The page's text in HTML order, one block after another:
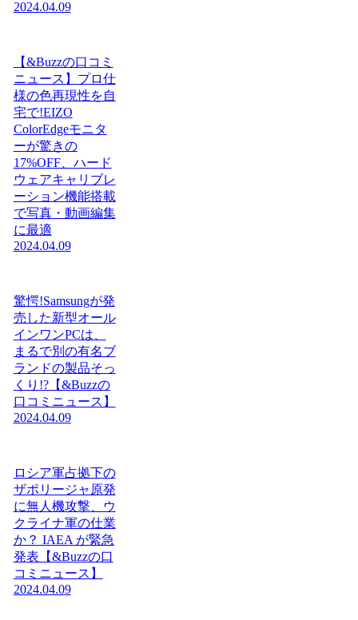
2024.04.09
【&Buzzの口コミ
ニュース】プロ仕
様の色再現性を自
宅で!EIZO
ColorEdgeモニタ
ーが驚きの
17%OFF、ハード
ウェアキャリブレ
ーション機能搭載
で写真・動画編集
に最適
2024.04.09
驚愕!Samsungが発
売した新型オール
インワンPCは、
まるで別の有名ブ
ランドの製品そっ
くり!?【&Buzzの
口コミニュース】
2024.04.09
ロシア軍占拠下の
ザポリージャ原発
に無人機攻撃、ウ
クライナ軍の仕業
か？ IAEA が緊急
発表【&Buzzの口
コミニュース】
2024.04.09